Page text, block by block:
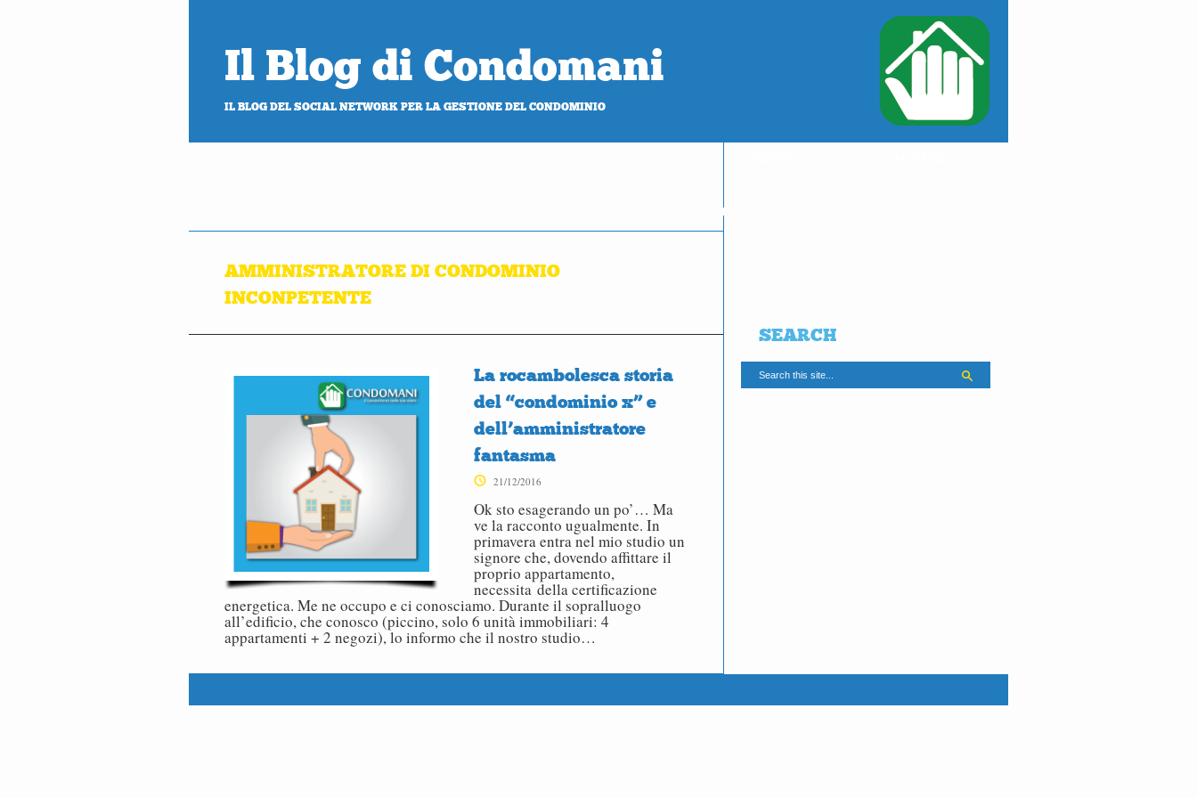
Il Blog di Condomani
IL BLOG DEL SOCIAL NETWORK PER LA GESTIONE DEL CONDOMINIO
AMMINISTRATORE DI CONDOMINIO
INCONPETENTE
La rocambolesca storia
del “condominio x” e
dell’amministratore
fantasma
21/12/2016
Ok sto esagerando un po’… Ma
ve la racconto ugualmente. In
primavera entra nel mio studio un
signore che, dovendo affittare il
proprio appartamento,
necessita della certificazione
energetica. Me ne occupo e ci conosciamo. Durante il sopralluogo
all’edificio, che conosco (piccino, solo 6 unità immobiliari: 4
appartamenti + 2 negozi), lo informo che il nostro studio…
SEARCH